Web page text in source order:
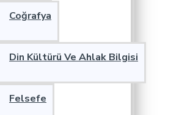
Coğrafya
Din Kültürü Ve Ahlak Bilgisi
Felsefe